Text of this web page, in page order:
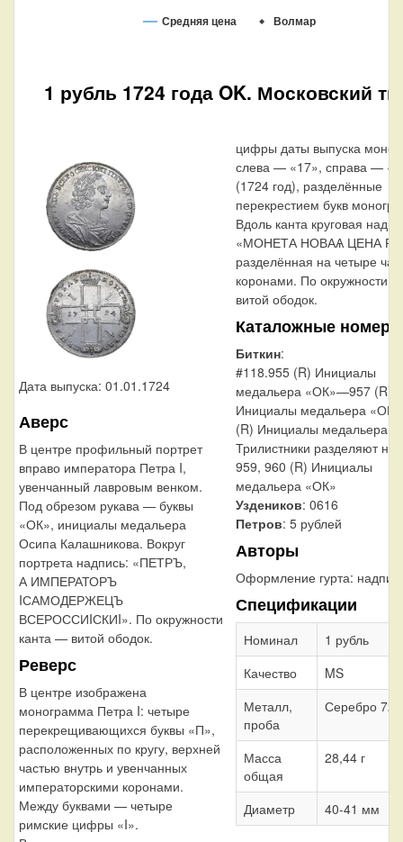
Средняя цена Волмар
1 рубль 1724 года OK. Московский
Дата выпуска: 01.01.1724
Аверс
В центре профильный портрет
вправо императора Петра I,
увенчанный лавровым венком.
Под обрезом рукава — буквы
«ОК», инициалы медальера
Осипа Калашникова. Вокруг
портрета надпись: «ПЕТРЪ,
А ИМПЕРАТОРЪ
IСАМОДЕРЖЕЦЪ
ВСЕРОССИIСКИI». По окружности
канта — витой ободок.
Реверс
В центре изображена
монограмма Петра I: четыре
перекрещивающихся буквы «П»,
расположенных по кругу, верхней
частью внутрь и увенчанных
императорскими коронами.
Между буквами — четыре
римские цифры «I».
цифры даты выпуска
слева — «17», справа —
(1724 год), разделённые
перекрестием букв
Вдоль канта круговая
«МОНЕТА НОВАѦ ЦЕНА
разделённая на четыре
коронами. По окружности
витой ободок.
Каталожные номера
Биткин:
#118.955 (R) Инициалы
медальера «ОК»—957 (R)
Инициалы медальера
(R) Инициалы медальера
Трилистники разделяют
959, 960 (R) Инициалы
медальера «ОК»
Уздеников: 0616
Петров: 5 рублей
Авторы
Оформление гурта:
Спецификации
Номинал
1 рубль
Качество
MS
Металл,
проба
Серебро 728
Масса
общая
28,44 г
Диаметр 40-41 мм